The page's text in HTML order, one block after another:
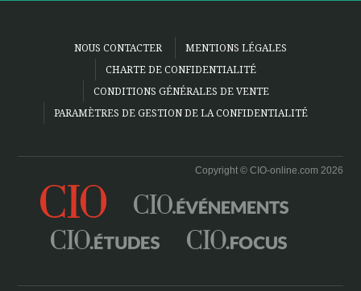
NOUS CONTACTER
MENTIONS LÉGALES
CHARTE DE CONFIDENTIALITÉ
CONDITIONS GÉNÉRALES DE VENTE
PARAMÈTRES DE GESTION DE LA CONFIDENTIALITÉ
Copyright © CIO-online.com 2026